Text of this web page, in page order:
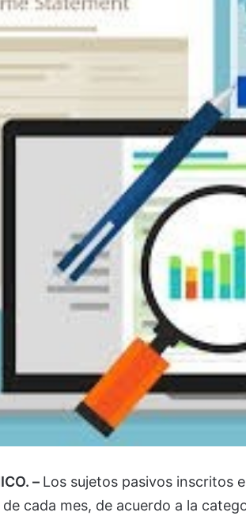
– Los sujetos pasivos inscritos
cada mes, de acuerdo a la